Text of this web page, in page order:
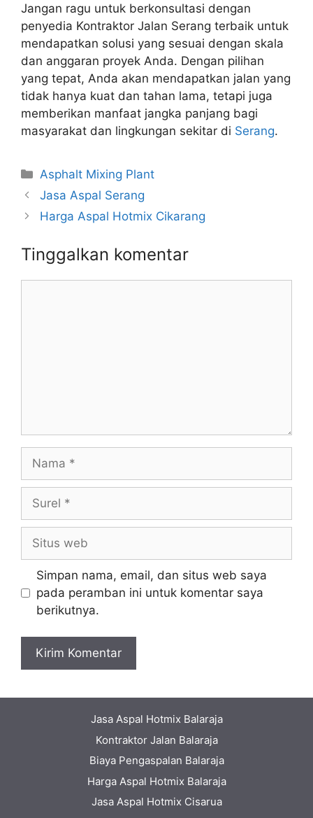
Jangan ragu untuk berkonsultasi dengan
penyedia Kontraktor Jalan Serang terbaik untuk
mendapatkan solusi yang sesuai dengan skala
dan anggaran proyek Anda. Dengan pilihan
yang tepat, Anda akan mendapatkan jalan yang
tidak hanya kuat dan tahan lama, tetapi juga
memberikan manfaat jangka panjang bagi
masyarakat dan lingkungan sekitar di Serang.
Kategori
Asphalt Mixing Plant
Jasa Aspal Serang
Harga Aspal Hotmix Cikarang
Tinggalkan komentar
web
Simpan nama, email, dan situs web saya
pada peramban ini untuk komentar saya
berikutnya.
Jasa Aspal Hotmix Balaraja
Kontraktor Jalan Balaraja
Biaya Pengaspalan Balaraja
Harga Aspal Hotmix Balaraja
Jasa Aspal Hotmix Cisarua